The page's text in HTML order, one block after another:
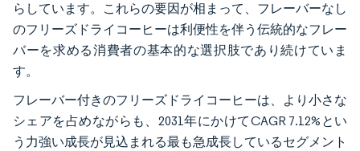
らしています。これらの要因が相まって、フレーバーなし
のフリーズドライコーヒーは利便性を伴う伝統的なフレー
バーを求める消費者の基本的な選択肢であり続けていま
す。
フレーバー付きのフリーズドライコーヒーは、より小さな
シェアを占めながらも、2031年にかけてCAGR 7.12%とい
う力強い成長が見込まれる最も急成長しているセグメント